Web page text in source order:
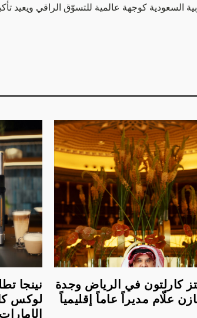
كوجهة عالمية للتسوّق الراقي ويعيد
كارلتون في الرياض وجدة
علّام مديراً عاماً إقليمياً
نينجا
لوكس